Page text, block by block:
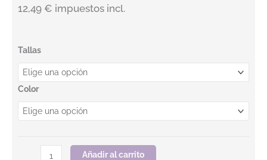
12,49 € impuestos incl.
Tallas
Color
Camisa con galonerA manga corta.VELILLA cantidad
Añadir al carrito